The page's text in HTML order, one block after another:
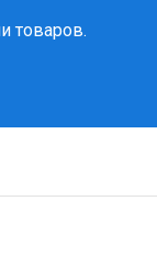
товаров.